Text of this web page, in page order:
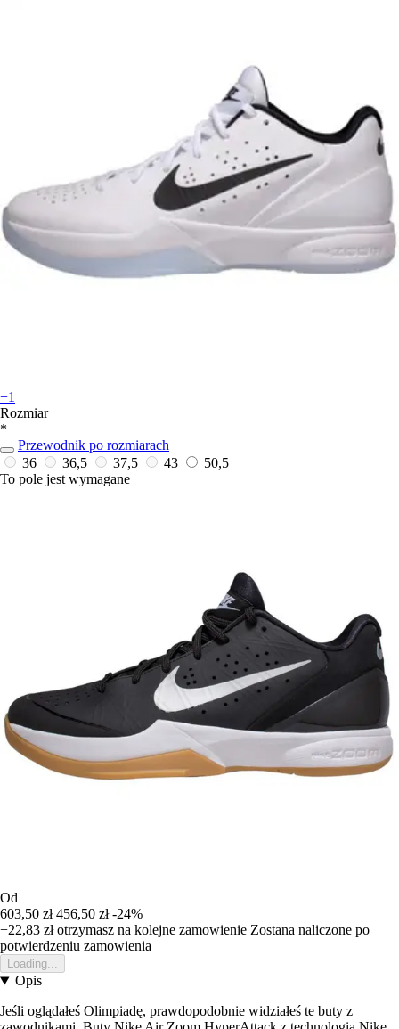
+1
Rozmiar
*
Przewodnik po rozmiarach
36
36,5 37,5 43
50,5
To pole jest wymagane
Od
603,50 zł 456,50 zł -24%
+22,83 złotrzymasz na kolejne zamowienie Zostana naliczone po
potwierdzeniu zamowienia
Loading...
Opis
Jeśli oglądałeś Olimpiadę, prawdopodobnie widziałeś te buty z